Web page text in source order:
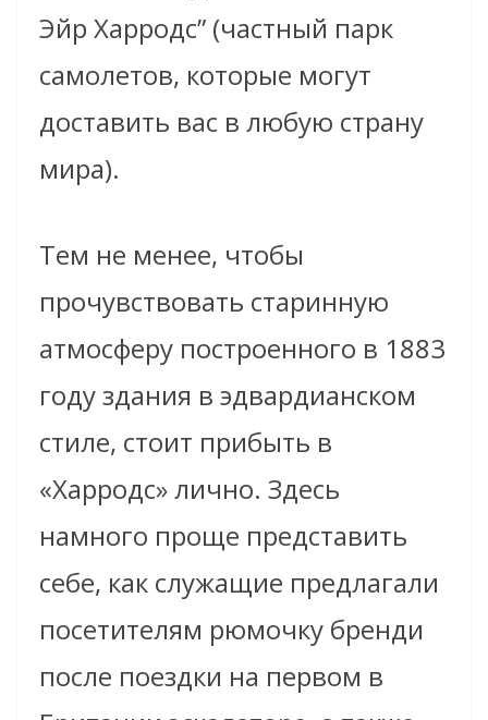
Эйр Харродс” (частный парк
самолетов, которые могут
доставить вас в любую страну
мира).
Тем не менее, чтобы
прочувствовать старинную
атмосферу построенного в 1883
году здания в эдвардианском
стиле, стоит прибыть в
«Харродс» лично. Здесь
намного проще представить
себе, как служащие предлагали
посетителям рюмочку бренди
после поездки на первом в